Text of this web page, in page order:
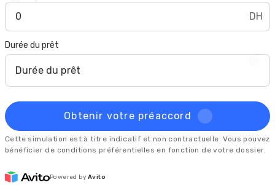
DH
Durée du prêt
Durée du prêt
Obtenir votre préaccord
Cette simulation est à titre indicatif et non contractuelle. Vous pouvez
bénéficier de conditions préférentielles en fonction de votre dossier.
Powered by Avito